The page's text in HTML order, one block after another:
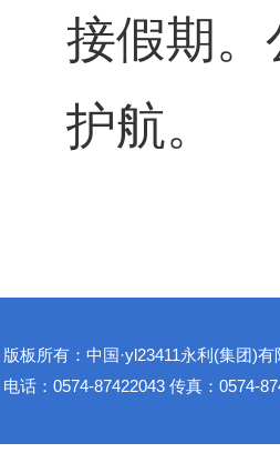
接假期
护航。
版板所有：中国·yl23411永利(集团)
电话：0574-87422043 传真：0574-